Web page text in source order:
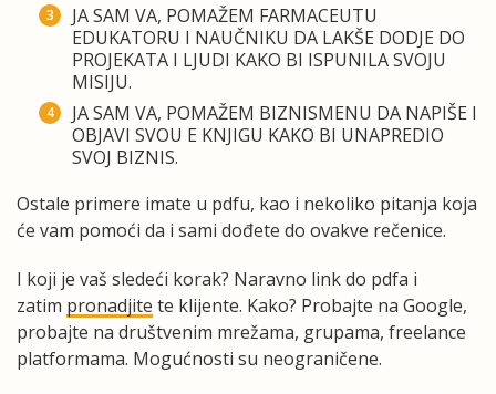
JA SAM VA, POMAŽEM FARMACEUTU
EDUKATORU I NAUČNIKU DA LAKŠE DODJE DO
PROJEKATA I LJUDI KAKO BI ISPUNILA SVOJU
MISIJU.
JA SAM VA, POMAŽEM BIZNISMENU DA NAPIŠE I
OBJAVI SVOU E KNJIGU KAKO BI UNAPREDIO
SVOJ BIZNIS.
Ostale primere imate u pdfu, kao i nekoliko pitanja koja
će vam pomoći da i sami dođete do ovakve rečenice.
I koji je vaš sledeći korak? Naravno link do pdfa i
zatim pronadjite te klijente. Kako? Probajte na Google,
probajte na društvenim mrežama, grupama, freelance
platformama. Mogućnosti su neograničene.